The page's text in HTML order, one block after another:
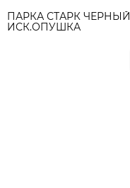
ПАРКА СТАРК ЧЕРНЫЙ
ИСК.ОПУШКА